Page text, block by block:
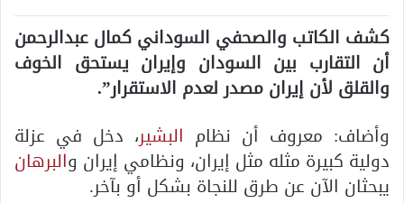
كشف الكاتب والصحفي السوداني كمال عبدالرحمن
أن التقارب بين السودان وإيران يستحق الخوف
والقلق لأن إيران مصدر لعدم الاستقرار”.
وأضاف: معروف أن نظام البشير، دخل في عزلة
دولية كبيرة مثله مثل إيران، ونظامي إيران والبرهان
يبحثان الآن عن طرق للنجاة بشكل أو بآخر.